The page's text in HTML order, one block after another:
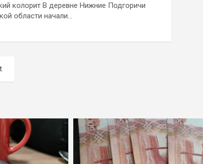
колорит В деревне Нижние Подгоричи
области начали…